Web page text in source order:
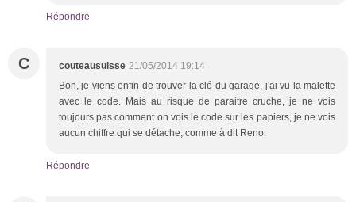
Répondre
C couteausuisse 21/05/2014 19:14
Bon, je viens enfin de trouver la clé du garage, j'ai vu la malette
avec le code. Mais au risque de paraitre cruche, je ne vois
toujours pas comment on vois le code sur les papiers, je ne vois
aucun chiffre qui se détache, comme à dit Reno.
Répondre